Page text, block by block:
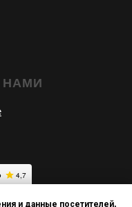
НАМИ
и данные посетителей,